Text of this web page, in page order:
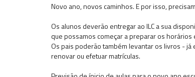
Novo ano, novos caminhos. E por isso,
Os alunos deverão entregar ao ILC a sua
que possamos começar a preparar os horários
Os pais poderão também levantar os livros -
renovar ou efetuar matrículas.